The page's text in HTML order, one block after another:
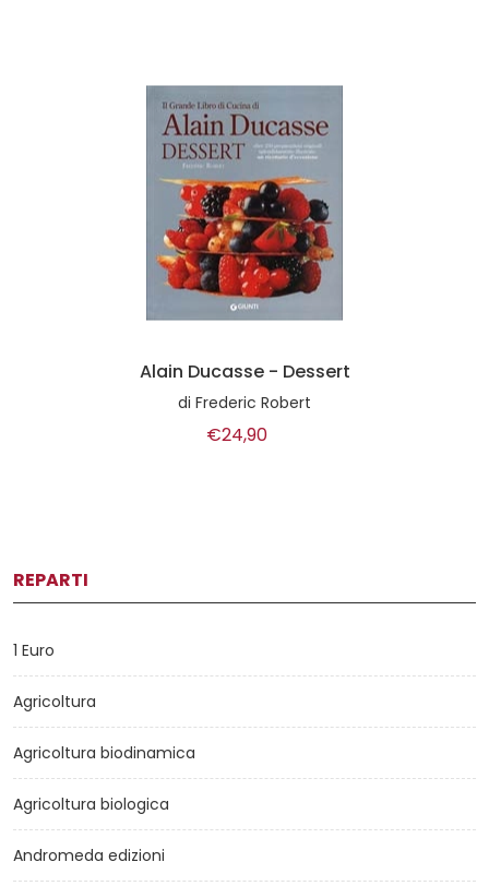
Alain Ducasse - Dessert
di Frederic Robert
€24,90
REPARTI
1 Euro
Agricoltura
Agricoltura biodinamica
Agricoltura biologica
Andromeda edizioni